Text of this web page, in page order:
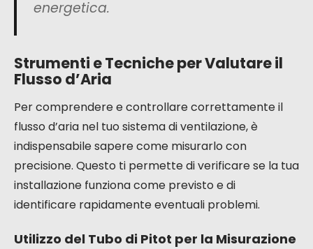
energetica.
Strumenti e Tecniche per Valutare il
Flusso d’Aria
Per comprendere e controllare correttamente il
flusso d’aria nel tuo sistema di ventilazione, è
indispensabile sapere come misurarlo con
precisione. Questo ti permette di verificare se la tua
installazione funziona come previsto e di
identificare rapidamente eventuali problemi.
Utilizzo del Tubo di Pitot per la Misurazione